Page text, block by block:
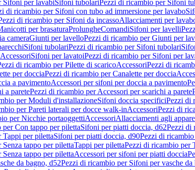
Sifoni per lavabiSifoni tubolariPezzi di ricambio per Sifoni
di ricambio per Sifoni con tubo ad immersione per lavabo
di ricambio per Sifoni da incassoAllacciamenti per
per brasaturaProlungheComandiSifoni per lavelli
cameraGiunti per lavelloPezzi di ricambio per Giunti per
Sifoni tubolariPezzi di ricambio per Sifoni tubolari
AccessoriSifoni per lavatoiPezzi di ricambio per Sifoni per
di ricambio per Pilette di scaricoAccessoriPezzi di
per docciaPezzi di ricambio per Canalette per doccia
a pavimentoAccessori per sifoni per doccia a pavimento
a paretePezzi di ricambio per Accessori per scarichi a parete
per Moduli d'installazioneSifoni doccia specificiPezzi di
per Pareti laterali per docce walk-inAccessoriPezzi di
per Nicchie portaoggettiAccessoriAllacciamenti agli
Con tappo per pilettaSifoni per piatti doccia, d62Pezzi di
Tappi per pilettaSifoni per piatti doccia, d90Pezzi di
tappo per pilettaTappi per pilettaPezzi di ricambio per
tappo per pilettaAccessori per sifoni per piatti doccia
da bagno, d52Pezzi di ricambio per Sifoni per vasche da